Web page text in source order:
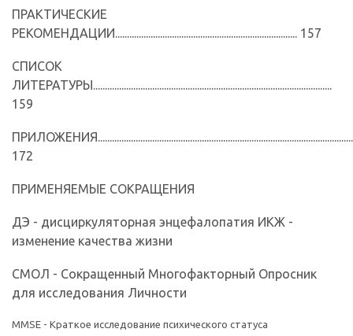
ПРАКТИЧЕСКИЕ
РЕКОМЕНДАЦИИ............................................................................. 157
СПИСОК
ЛИТЕРАТУРЫ.....................................................................................................
159
172
ПРИМЕНЯЕМЫЕ СОКРАЩЕНИЯ
ДЭ - дисциркуляторная энцефалопатия ИКЖ -
изменение качества жизни
СМОЛ - Сокращенный Многофакторный Опросник
для исследования Личности
MMSE - Краткое исследование психического статуса